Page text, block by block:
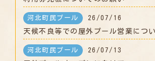
河北町民プール 26/07/16
天候不良等での屋外プール営業につ
河北町民プール 26/07/13